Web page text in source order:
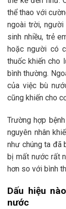
thể thao với
ngoài trời,
sinh nhiều, trẻ
hoặc người có
thuốc khiến cho
bình thường.
của việc bù
cũng khiến cho
Trường hợp
nguyên nhân
như chúng ta đã
bị mất nước rất
hơn so với bình
Dấu hiệu
nước